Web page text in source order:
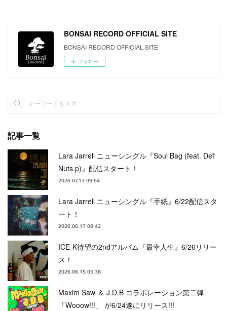
BONSAI RECORD OFFICIAL SITE
BONSAI RECORD OFFICIAL SITE
フォロー
記事一覧
Lara Jarrell ニューシングル『Soul Bag (feat. Def
Nuts.p)』配信スタート！
2026.07.13 09:54
Lara Jarrell ニューシングル『手紙』6/22配信スタ
ート！
2026.06.17 08:42
ICE-K待望の2ndアルバム『最幸人生』6/26リリー
ス！
2026.06.15 05:38
Maxim Saw ＆ J.D.B コラボレーション第二弾
「Wooow!!!」 が6/24遂にリリース!!!